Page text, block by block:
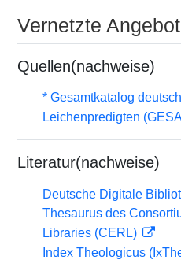
Vernetzte
Quellen(nachweise)
* Gesamtkatalog
Leichenpredigten
Literatur(nachweise)
Deutsche Digitale
Thesaurus des
Libraries (CERL)
Index Theologicus